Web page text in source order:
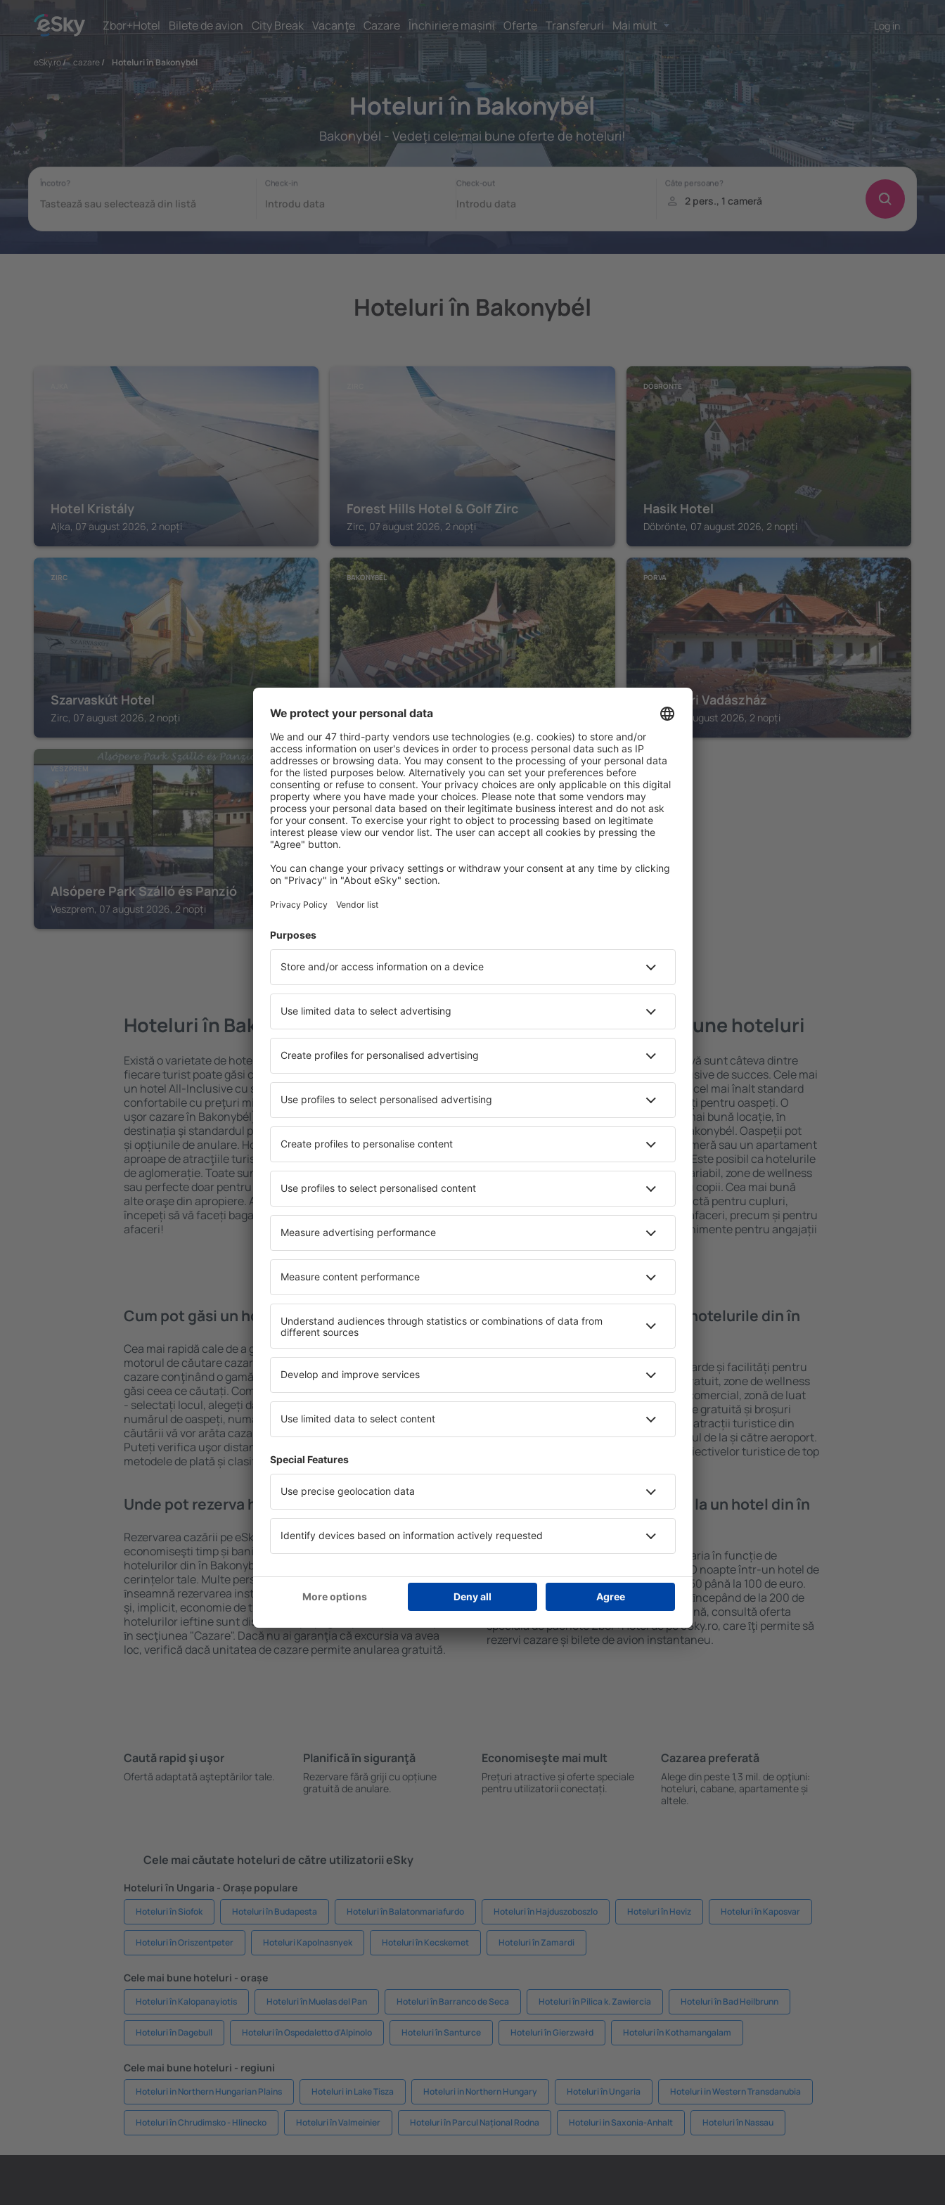
Zbor+Hotel Bilete de avion City Break Vacanţe Cazare Închiriere mașini Oferte Transferuri Mai mult Log in
eSky.ro/ cazare/ Hoteluri în Bakonybél
Hoteluri în Bakonybél
Bakonybél - Vedeţi cele mai bune oferte de hoteluri!
Hoteluri în Bakonybél
Hotel Kristály
Ajka, 07 august 2026, 2 nopți
Forest Hills Hotel & Golf Zirc
Zirc, 07 august 2026, 2 nopți
DÖBRÖNTE
Hasik Hotel
Döbrönte, 07 august 2026, 2 nopți
ZIRC
Szarvaskút Hotel
Zirc, 07 august 2026, 2 nopți
BAKONYBÉL
Bakonybél, 07 august 2026, 2 nopți
PORVA
Hódoséri Vadászház
Porva, 07 august 2026, 2 nopți
VESZPREM
Alsópere Park Szálló és Panzió
Veszprem, 07 august 2026, 2 nopți
Vedeți mai multe hoteluri în Bakonybél
Hoteluri în Bakonybél
Există o varietate de hoteluri disponibile în Bakonybél, astfel încât
fiecare turist poate găsi cazare potrivită nevoilor sale. Preferați
un hotel All-Inclusive cu standarde ȋnalte sau preferați hoteluri
confortabile cu preţuri mici? Cu ajutorul nostru puteți rezerva
uşor cazare în Bakonybél} pentru orice buget! Selectați
destinația şi standardul pentru hotel, verificați metodele de plată
și opțiunile de anulare. Hotelurile în Bakonybél sunt situate atât
aproape de atracţiile turistice populare, cât și puțin mai departe
de aglomerație. Toate sunt disponibile pentru o vacanță lungă
sau perfecte doar pentru o noapte atunci când doriţi să vizitaţi şi
alte oraşe din apropiere. Alegeți hotelul care vi se potriveşte și
începeți să vă faceți bagajele pentru o vacanţă sau călătorie de
afaceri!
Bakonybél – cele mai bune hoteluri
O varietate de servicii și o locație atractivă sunt câteva dintre
elementele cheie ale unui hotel All-Inclusive de succes. Cele mai
bune hoteluri din Bakonybél garantează cel mai înalt standard
pentru servicii și o gamă largă de facilități pentru oaspeți. O
cazare cu standarde ridicate oferă cea mai bună locație, ȋn
apropiere de principalele distracţii din Bakonybél. Oaspeții pot
folosi parcarea gratuită și pot alege o cameră sau un apartament
care să corespundă perfect nevoilor lor. Este posibil ca hotelurile
cu standarde ȋnalte să ofere un meniu variabil, zone de wellness
precum spa și fitness, și activități pentru copii. Cea mai bună
cazare în Bakonybél este o alegere perfectă pentru cupluri,
familii și persoane aflate în călătorie de afaceri, precum și pentru
companii care doresc să organizeze evenimente pentru angajații
Cum pot găsi un hotel în Bakonybél?
Cea mai rapidă cale de a găsi un hotel în Bakonybél este folosind
motorul de căutare cazare eSky. Baza mare de date cu locuri de
cazare conţinând o gamă largă de opţiuni este o garanție că veți
găsi ceea ce căutați. Completați câmpurile motorului de căutare
- selectați locul, alegeți data de check-in și check-out, adăugați
numărul de oaspeți, numărul de camere şi gata! Rezultatele
căutării vă vor arăta cazarea disponibilă ȋn perioada selectată.
Puteți verifica uşor distanța de la hotel ȋn centrul orașului,
metodele de plată și clasificarea hotelului.
Ce fel de facilităţi voi găsi ȋn hotelurile din în
Hotelurile în Bakonybél au diferite standarde și facilități pentru
oaspeți. Cele mai frecvente sunt Wi-Fi gratuit, zone de wellness
cu SPA, mini bar/seif în cameră, centru comercial, zonă de luat
masa, zonă de joacă pentru copii, parcare gratuită și broșuri
informative despre cele mai interesante atracții turistice din
zonă. Unele proprietăți includ și transferul de la și către aeroport.
Uneori, acestea încurajează vizitarea obiectivelor turistice de top
Unde pot rezerva hoteluri ȋn în Bakonybél?
Rezervarea cazării pe eSky.ro este o soluție care te va ajuta să
economiseşti timp și bani. Foloseşte motorul de căutare a
hotelurilor din în Bakonybél și alege cazarea care corespunde
cerințelor tale. Multe persoane au ales pachetul Zbor+Hotel care
ȋnseamnă rezervarea instantanee a biletelor de avion şi a cazării
şi, implicit, economie de timp. Motorul de căutare și rezervarea
hotelurilor ieftine sunt disponibile pe pagina principală a eSky.ro,
ȋn secţiunea "Cazare". Dacă nu ai garanţia că excursia va avea
loc, verifică dacă unitatea de cazare permite anularea gratuită.
Cât costă o noapte de cazare la un hotel din în
Bakonybél?
Prețul pe noapte în în Bakonybél poate varia în funcție de
numărul de stele și de locaţia hotelului. O noapte într-un hotel de
standard mediu costă de la aproximativ 50 până la 100 de euro.
Hotelurile de cinci stele sunt disponibile ȋncepând de la 200 de
euro pe noapte. Dacă doreşti cazare ieftină, consultă oferta
specială de pachete Zbor+Hotel de pe eSky.ro, care ȋţi permite să
rezervi cazare și bilete de avion instantaneu.
Caută rapid şi uşor
Ofertă adaptată aşteptărilor tale.
Planifică ȋn siguranţă
Rezervare fără griji cu opțiune
gratuită de anulare.
Economiseşte mai mult
Prețuri atractive și oferte speciale
pentru utilizatorii conectați.
Cazarea preferată
Alege din peste 1,3 mil. de opţiuni:
hoteluri, cabane, apartamente și
altele.
Cele mai căutate hoteluri de către utilizatorii eSky
Hoteluri în Ungaria - Orașe populare
Hoteluri în Siofok Hoteluri în Budapesta Hoteluri în Balatonmariafurdo Hoteluri în Hajduszoboszlo Hoteluri în Heviz Hoteluri în Kaposvar
Hoteluri în Oriszentpeter Hoteluri Kapolnasnyek Hoteluri în Kecskemet Hoteluri în Zamardi
Cele mai bune hoteluri - orașe
Hoteluri în Kalopanayiotis Hoteluri în Muelas del Pan Hoteluri în Barranco de Seca Hoteluri în Pilica k. Zawiercia Hoteluri în Bad Heilbrunn
Hoteluri în Dagebull Hoteluri în Ospedaletto d'Alpinolo Hoteluri în Santurce Hoteluri în Gierzwałd Hoteluri în Kothamangalam
Cele mai bune hoteluri - regiuni
Hoteluri in Northern Hungarian Plains Hoteluri in Lake Tisza Hoteluri in Northern Hungary Hoteluri în Ungaria Hoteluri in Western Transdanubia
Hoteluri în Chrudimsko - Hlinecko Hoteluri în Valmeinier Hoteluri în Parcul Național Rodna Hoteluri in Saxonia-Anhalt Hoteluri în Nassau